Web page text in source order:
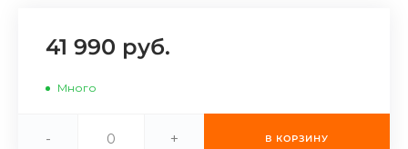
25
Остались вопросы?
8 800 302-02-51
41 990 руб.
Много
- + В КОРЗИНУ